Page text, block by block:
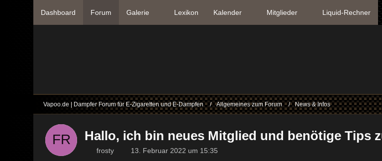
Dashboard Forum Galerie Lexikon Kalender Mitglieder Liquid-Rechner
Vapoo.de | Dampfer Forum für E-Zigaretten und E-Dampfen Allgemeines zum Forum News & Infos
Hallo, ich bin neues Mitglied und benötige Tips
frosty 13. Februar 2022 um 15:35